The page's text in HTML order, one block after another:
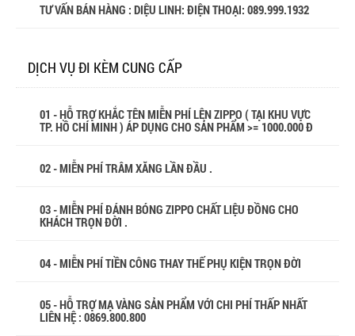
TƯ VẤN BÁN HÀNG : DIỆU LINH: ĐIỆN THOẠI: 089.999.1932
DỊCH VỤ ĐI KÈM CUNG CẤP
01 - HỖ TRỢ KHẮC TÊN MIỄN PHÍ LÊN ZIPPO ( TẠI KHU VỰC
TP. HỒ CHÍ MINH ) ÁP DỤNG CHO SẢN PHẨM >= 1000.000 Đ
02 - MIỄN PHÍ TRÂM XĂNG LẦN ĐẦU .
03 - MIỄN PHÍ ĐÁNH BÓNG ZIPPO CHẤT LIỆU ĐỒNG CHO
KHÁCH TRỌN ĐỜI .
04 - MIỄN PHÍ TIỀN CÔNG THAY THẾ PHỤ KIỆN TRỌN ĐỜI
05 - HỖ TRỢ MẠ VÀNG SẢN PHẨM VỚI CHI PHÍ THẤP NHẤT
LIÊN HỆ : 0869.800.800